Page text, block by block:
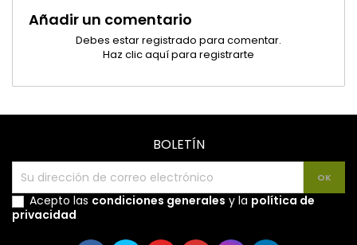
Añadir un comentario
Debes estar registrado para comentar.
Haz clic aquí para registrarte
BOLETÍN
Acepto las condiciones generales y la política de
privacidad